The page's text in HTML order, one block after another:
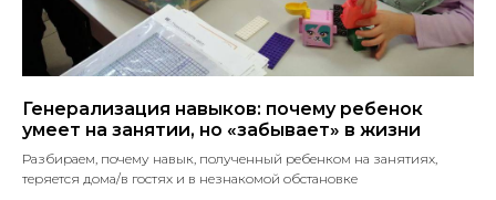
Генерализация навыков: почему ребенок
умеет на занятии, но «забывает» в жизни
Разбираем, почему навык, полученный ребенком на занятиях,
теряется дома/в гостях и в незнакомой обстановке